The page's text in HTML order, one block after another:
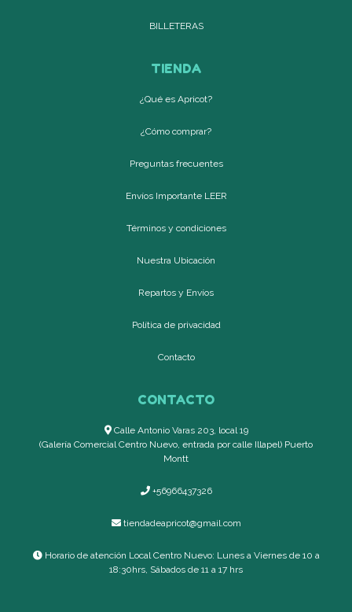
BILLETERAS
TIENDA
¿Qué es Apricot?
¿Cómo comprar?
Preguntas frecuentes
Envíos Importante LEER
Términos y condiciones
Nuestra Ubicación
Repartos y Envíos
Política de privacidad
Contacto
CONTACTO
Calle Antonio Varas 203, local 19
(Galería Comercial Centro Nuevo, entrada por calle Illapel) Puerto
Montt
+56966437326
tiendadeapricot@gmail.com
Horario de atención Local Centro Nuevo: Lunes a Viernes de 10 a
18:30hrs, Sábados de 11 a 17 hrs